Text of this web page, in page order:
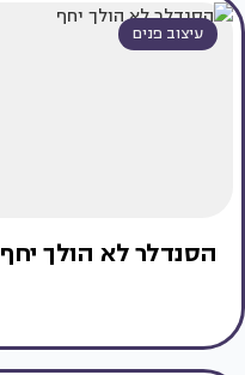
עיצוב פנים
הסנדלר לא הולך יחף